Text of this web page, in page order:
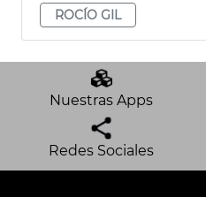
ROCÍO GIL
Nuestras Apps
Redes Sociales